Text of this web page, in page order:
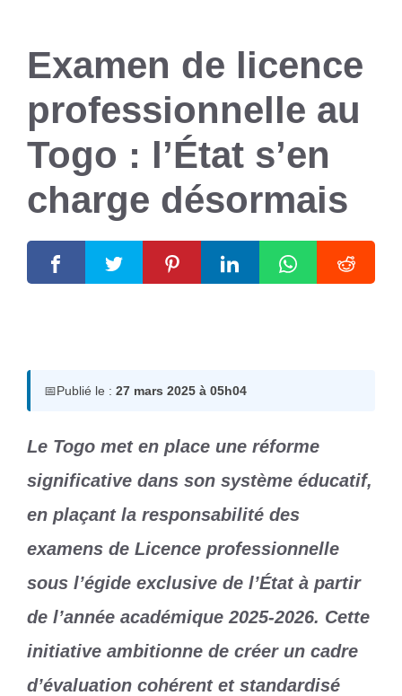
Examen de licence
professionnelle au
Togo : l’État s’en
charge désormais
📅Publié le : 27 mars 2025 à 05h04
Le Togo met en place une réforme
significative dans son système éducatif,
en plaçant la responsabilité des
examens de Licence professionnelle
sous l’égide exclusive de l’État à partir
de l’année académique 2025-2026. Cette
initiative ambitionne de créer un cadre
d’évaluation cohérent et standardisé